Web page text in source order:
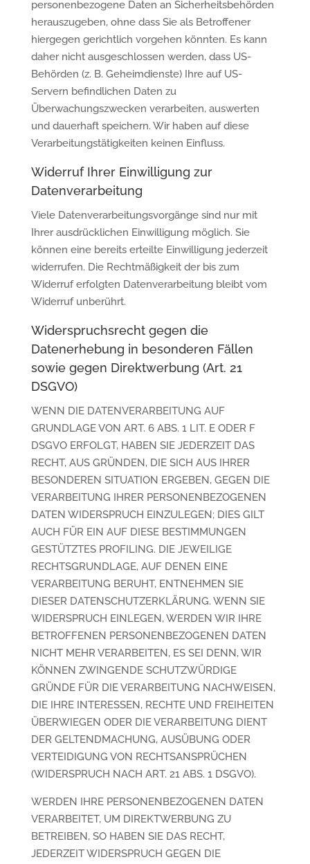
personenbezogene Daten an Sicherheitsbehörden
herauszugeben, ohne dass Sie als Betroffener
hiergegen gerichtlich vorgehen könnten. Es kann
daher nicht ausgeschlossen werden, dass US-
Behörden (z. B. Geheimdienste) Ihre auf US-
Servern befindlichen Daten zu
Überwachungszwecken verarbeiten, auswerten
und dauerhaft speichern. Wir haben auf diese
Verarbeitungstätigkeiten keinen Einfluss.
Widerruf Ihrer Einwilligung zur
Datenverarbeitung
Viele Datenverarbeitungsvorgänge sind nur mit
Ihrer ausdrücklichen Einwilligung möglich. Sie
können eine bereits erteilte Einwilligung jederzeit
widerrufen. Die Rechtmäßigkeit der bis zum
Widerruf erfolgten Datenverarbeitung bleibt vom
Widerruf unberührt.
Widerspruchsrecht gegen die
Datenerhebung in besonderen Fällen
sowie gegen Direktwerbung (Art. 21
DSGVO)
WENN DIE DATENVERARBEITUNG AUF
GRUNDLAGE VON ART. 6 ABS. 1 LIT. E ODER F
DSGVO ERFOLGT, HABEN SIE JEDERZEIT DAS
RECHT, AUS GRÜNDEN, DIE SICH AUS IHRER
BESONDEREN SITUATION ERGEBEN, GEGEN DIE
VERARBEITUNG IHRER PERSONENBEZOGENEN
DATEN WIDERSPRUCH EINZULEGEN; DIES GILT
AUCH FÜR EIN AUF DIESE BESTIMMUNGEN
GESTÜTZTES PROFILING. DIE JEWEILIGE
RECHTSGRUNDLAGE, AUF DENEN EINE
VERARBEITUNG BERUHT, ENTNEHMEN SIE
DIESER DATENSCHUTZERKLÄRUNG. WENN SIE
WIDERSPRUCH EINLEGEN, WERDEN WIR IHRE
BETROFFENEN PERSONENBEZOGENEN DATEN
NICHT MEHR VERARBEITEN, ES SEI DENN, WIR
KÖNNEN ZWINGENDE SCHUTZWÜRDIGE
GRÜNDE FÜR DIE VERARBEITUNG NACHWEISEN,
DIE IHRE INTERESSEN, RECHTE UND FREIHEITEN
ÜBERWIEGEN ODER DIE VERARBEITUNG DIENT
DER GELTENDMACHUNG, AUSÜBUNG ODER
VERTEIDIGUNG VON RECHTSANSPRÜCHEN
(WIDERSPRUCH NACH ART. 21 ABS. 1 DSGVO).
WERDEN IHRE PERSONENBEZOGENEN DATEN
VERARBEITET, UM DIREKTWERBUNG ZU
BETREIBEN, SO HABEN SIE DAS RECHT,
JEDERZEIT WIDERSPRUCH GEGEN DIE